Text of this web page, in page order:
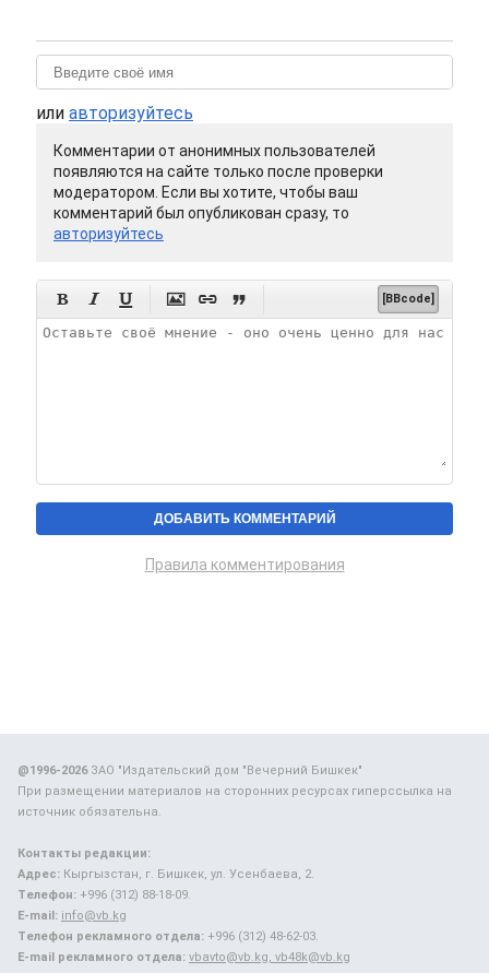
или авторизуйтесь
Комментарии от анонимных пользователей
появляются на сайте только после проверки
модератором. Если вы хотите, чтобы ваш
комментарий был опубликован сразу, то
авторизуйтесь
      [BBcode]
Правила комментирования
@1996-2026ЗАО "Издательский дом "Вечерний Бишкек"
При размещении материалов на сторонних ресурсах гиперссылка на
источник обязательна.
Контакты редакции:
Адрес: Кыргызстан, г. Бишкек, ул. Усенбаева, 2.
Телефон: +996 (312) 88-18-09.
E-mail: info@vb.kg
Телефон рекламного отдела: +996 (312) 48-62-03.
E-mail рекламного отдела: vbavto@vb.kg, vb48k@vb.kg